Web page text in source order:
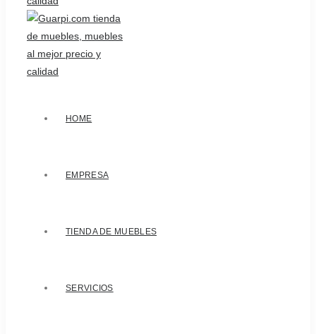
HOME
EMPRESA
TIENDA DE MUEBLES
SERVICIOS